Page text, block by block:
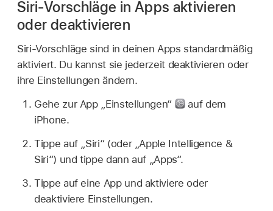
Siri-Vorschläge in Apps aktivieren
oder deaktivieren
Siri-Vorschläge sind in deinen Apps standardmäßig
aktiviert. Du kannst sie jederzeit deaktivieren oder
ihre Einstellungen ändern.
Gehe zur App „Einstellungen“
auf dem
iPhone.
Tippe auf „Siri“ (oder „Apple Intelligence &
Siri“) und tippe dann auf „Apps“.
Tippe auf eine App und aktiviere oder
deaktiviere Einstellungen.